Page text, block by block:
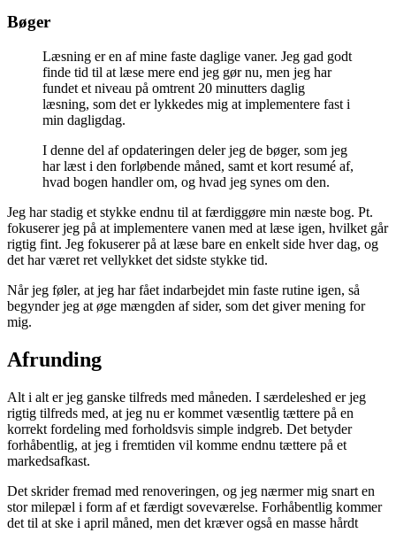
Bøger
Læsning er en af mine faste daglige vaner. Jeg gad godt
finde tid til at læse mere end jeg gør nu, men jeg har
fundet et niveau på omtrent 20 minutters daglig
læsning, som det er lykkedes mig at implementere fast i
min dagligdag.
I denne del af opdateringen deler jeg de bøger, som jeg
har læst i den forløbende måned, samt et kort resumé af,
hvad bogen handler om, og hvad jeg synes om den.
Jeg har stadig et stykke endnu til at færdiggøre min næste bog. Pt.
fokuserer jeg på at implementere vanen med at læse igen, hvilket går
rigtig fint. Jeg fokuserer på at læse bare en enkelt side hver dag, og
det har været ret vellykket det sidste stykke tid.
Når jeg føler, at jeg har fået indarbejdet min faste rutine igen, så
begynder jeg at øge mængden af sider, som det giver mening for
mig.
Afrunding
Alt i alt er jeg ganske tilfreds med måneden. I særdeleshed er jeg
rigtig tilfreds med, at jeg nu er kommet væsentlig tættere på en
korrekt fordeling med forholdsvis simple indgreb. Det betyder
forhåbentlig, at jeg i fremtiden vil komme endnu tættere på et
markedsafkast.
Det skrider fremad med renoveringen, og jeg nærmer mig snart en
stor milepæl i form af et færdigt soveværelse. Forhåbentlig kommer
det til at ske i april måned, men det kræver også en masse hårdt